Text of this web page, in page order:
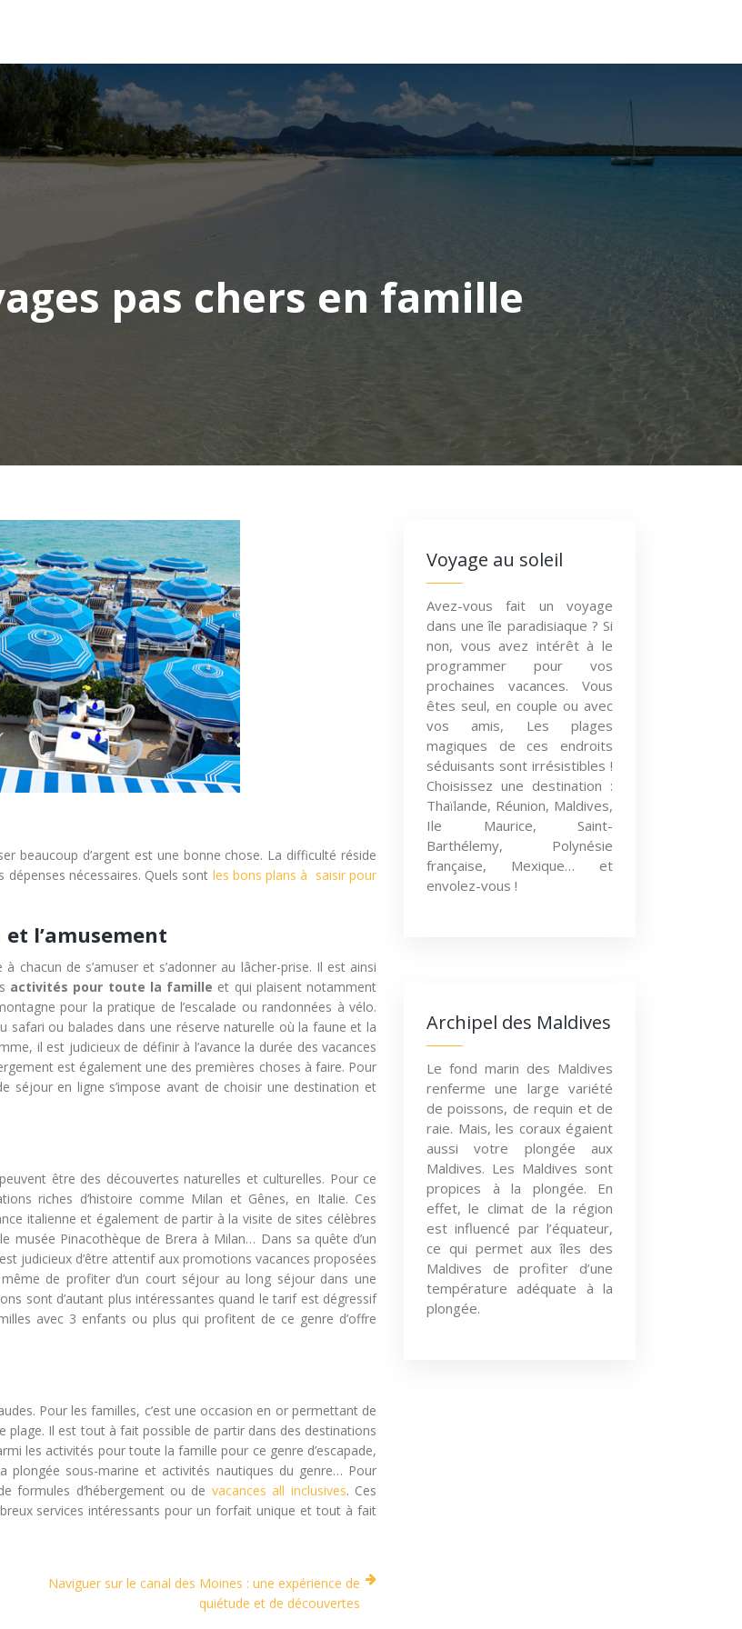
pas chers en famille
beaucoup d’argent est une bonne chose. La difficulté réside
dépenses nécessaires. Quels sont les bons plans à saisir pour
et l’amusement
chacun de s’amuser et s’adonner au lâcher-prise. Il est ainsi
activités pour toute la famille et qui plaisent notamment
pour la pratique de l’escalade ou randonnées à vélo.
ou balades dans une réserve naturelle où la faune et la
il est judicieux de définir à l’avance la durée des vacances
est également une des premières choses à faire. Pour
séjour en ligne s’impose avant de choisir une destination et
être des découvertes naturelles et culturelles. Pour ce
riches d’histoire comme Milan et Gênes, en Italie. Ces
italienne et également de partir à la visite de sites célèbres
musée Pinacothèque de Brera à Milan… Dans sa quête d’un
judicieux d’être attentif aux promotions vacances proposées
de profiter d’un court séjour au long séjour dans une
sont d’autant plus intéressantes quand le tarif est dégressif
avec 3 enfants ou plus qui profitent de ce genre d’offre
Pour les familles, c’est une occasion en or permettant de
plage. Il est tout à fait possible de partir dans des destinations
les activités pour toute la famille pour ce genre d’escapade,
sous-marine et activités nautiques du genre… Pour
formules d’hébergement ou de vacances all inclusives. Ces
services intéressants pour un forfait unique et tout à fait
Naviguer sur le canal des Moines : une expérience de
quiétude et de découvertes
Voyage au soleil
Avez-vous fait un voyage
dans une île paradisiaque ? Si
non, vous avez intérêt à le
programmer pour vos
prochaines vacances. Vous
êtes seul, en couple ou avec
vos amis, Les plages
magiques de ces endroits
séduisants sont irrésistibles !
Choisissez une destination :
Thaïlande, Réunion, Maldives,
Ile Maurice, Saint-
Barthélemy, Polynésie
française, Mexique… et
envolez-vous !
Archipel des Maldives
Le fond marin des Maldives
renferme une large variété
de poissons, de requin et de
raie. Mais, les coraux égaient
aussi votre plongée aux
Maldives. Les Maldives sont
propices à la plongée. En
effet, le climat de la région
est influencé par l’équateur,
ce qui permet aux îles des
Maldives de profiter d’une
température adéquate à la
plongée.